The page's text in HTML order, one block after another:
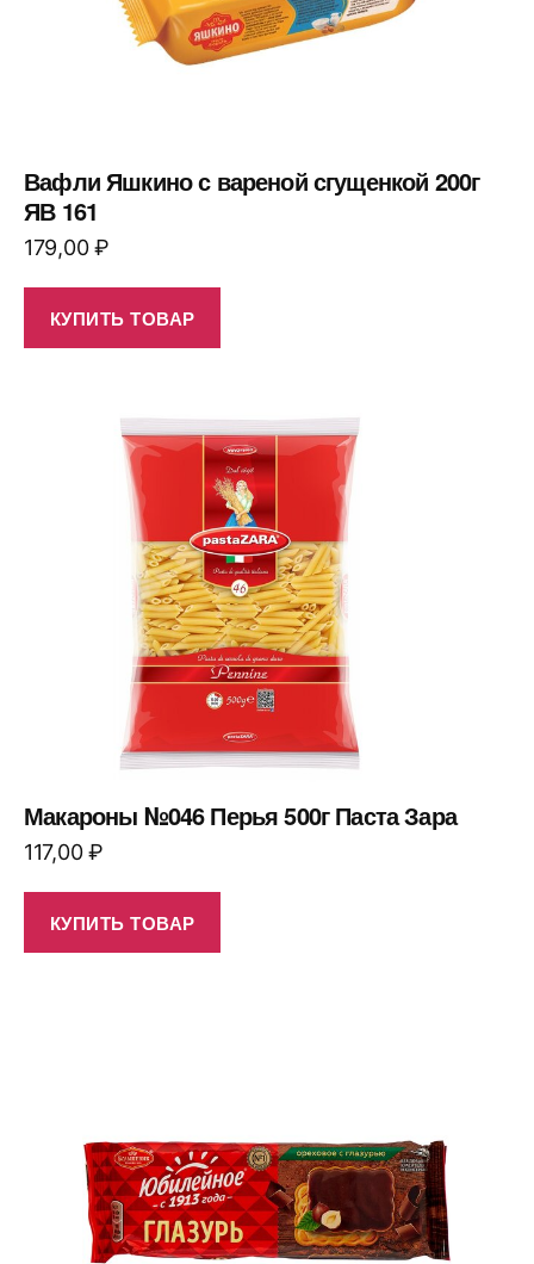
Вафли Яшкино с вареной сгущенкой 200г
ЯВ 161
179,00₽
КУПИТЬ ТОВАР
Макароны №046 Перья 500г Паста Зара
117,00₽
КУПИТЬ ТОВАР